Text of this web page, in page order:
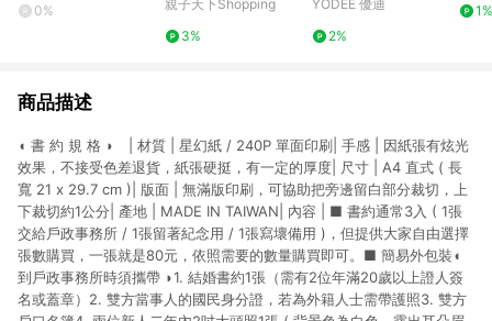
0%
親子天下Shopping
3%
YODEE 優迪
2%
1%
商品描述
◖ 書 約 規 格 ◗ | 材質 | 星幻紙 / 240P 單面印刷| 手感 | 因紙張有炫光
效果，不接受色差退貨，紙張硬挺，有一定的厚度| 尺寸 | A4 直式 ( 長
寬 21 x 29.7 cm )| 版面 | 無滿版印刷，可協助把旁邊留白部分裁切，上
下裁切約1公分| 產地 | MADE IN TAIWAN| 內容 | ■ 書約通常3入 ( 1張
交給戶政事務所 / 1張留著紀念用 / 1張寫壞備用 )，但提供大家自由選擇
張數購買，一張就是80元，依照需要的數量購買即可。■ 簡易外包裝◖
到戶政事務所時須攜帶 ◗1. 結婚書約1張（需有2位年滿20歲以上證人簽
名或蓋章）2. 雙方當事人的國民身分證，若為外籍人士需帶護照3. 雙方